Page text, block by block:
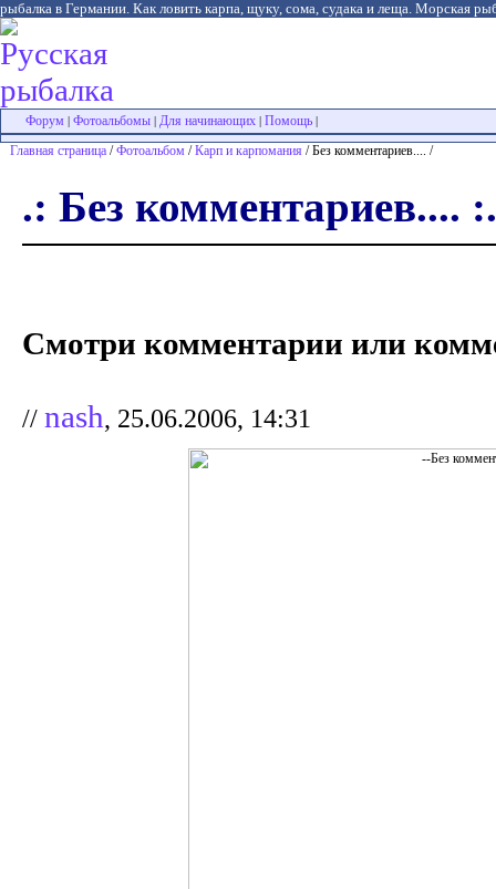
рыбалка в Германии. Как ловить карпа, щуку, сома, судака и леща. Морская
Форум Фотоальбомы Для начинающих Помощь
Главная страница /Фотоальбом /Карп и карпомания / Без комментариев.... /
.: Без комментариев.... :.
Смотри комментарии или
// nash, 25.06.2006, 14:31